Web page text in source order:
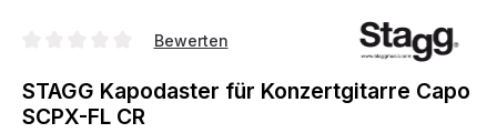
Durchschnittliche Bewertung von 0 von 5 Sternen
Bewerten
STAGG Kapodaster für Konzertgitarre Capo
SCPX-FL CR